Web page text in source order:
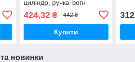
циліндр, ручка ізогн
424,32₴ 442 ₴
Купити
312
та новинки